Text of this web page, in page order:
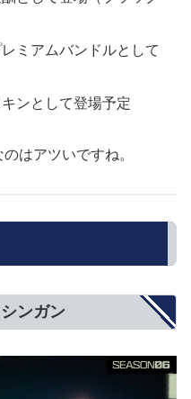
レミアムバンドルとして
キンとして登場予定
はアツいですね。
ンガン